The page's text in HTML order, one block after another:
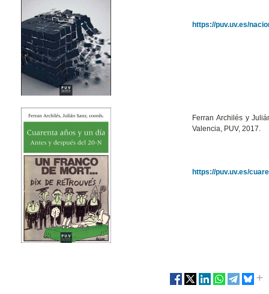
https://puv.uv.es/
Ferran Archilés y
Valencia, PUV, 2017.
https://puv.uv.es/